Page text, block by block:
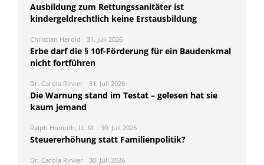
Ausbildung zum Rettungssanitäter ist
kindergeldrechtlich keine Erstausbildung
Christian Herold 31. Juli 2026
Erbe darf die § 10f-Förderung für ein Baudenkmal
nicht fortführen
Dr. Carola Rinker 31. Juli 2026
Die Warnung stand im Testat – gelesen hat sie
kaum jemand
Ralph Homuth, LL.M. 30. Juli 2026
Steuererhöhung statt Familienpolitik?
Dr. Carola Rinker 30. Juli 2026